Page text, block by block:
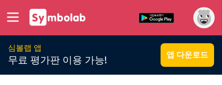
심볼랩 앱
무료 평가판 이용 가능! 앱 다운로드